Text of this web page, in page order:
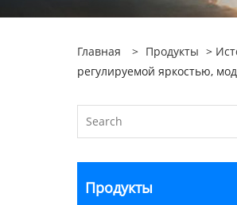
Главная > Продукты >
регулируемой яркостью,
Продукты